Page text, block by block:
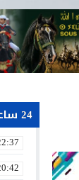
24 ساعة